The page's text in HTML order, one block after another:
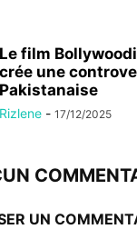
Le film
crée une
Pakistanaise
Rizlene - 17/12/2025
UN